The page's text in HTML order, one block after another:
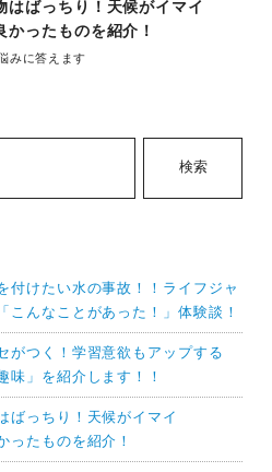
ばっちり！天候がイマイ
ったものを紹介！
みに答えます
検索
付けたい水の事故！！ライフジャ
こんなことがあった！」体験談！
がつく！学習意欲もアップする
味」を紹介します！！
ばっちり！天候がイマイ
ったものを紹介！